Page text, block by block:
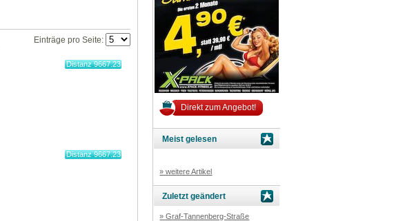
Einträge pro Seite:
Distanz 9667.23
Distanz 9667.23
Direkt zum Angebot!
Meist gelesen
» weitere Artikel
Zuletzt geändert
» Graf-Tannenberg-Straße